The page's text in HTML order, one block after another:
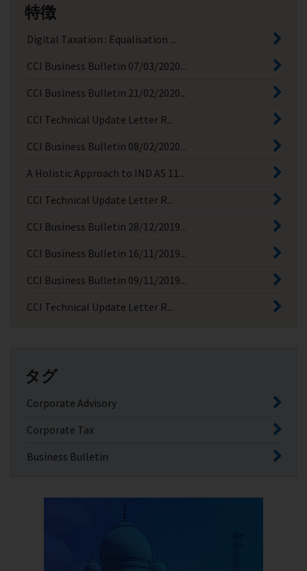
特徴
Digital Taxation : Equalisation ...
CCI Business Bulletin 07/03/2020...
CCI Business Bulletin 21/02/2020...
CCI Technical Update Letter R...
CCI Business Bulletin 08/02/2020...
A Holistic Approach to IND AS 11...
CCI Technical Update Letter R...
CCI Business Bulletin 28/12/2019...
CCI Business Bulletin 16/11/2019...
CCI Business Bulletin 09/11/2019...
CCI Technical Update Letter R...
タグ
Corporate Advisory
Corporate Tax
Business Bulletin